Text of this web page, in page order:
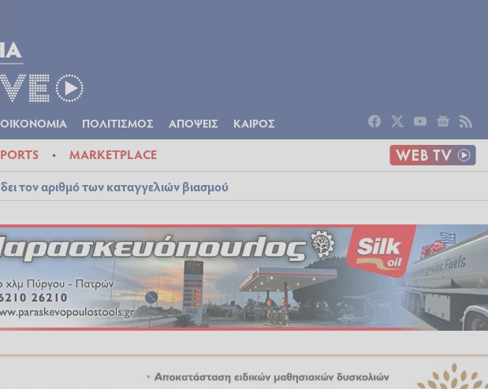
ΟΙΚΟΝΟΜΙΑ ΠΟΛΙΤΙΣΜΟΣ ΑΠΟΨΕΙΣ ΚΑΙΡΟΣ
MARKETPLACE
τον αριθμό των καταγγελιών βιασμού